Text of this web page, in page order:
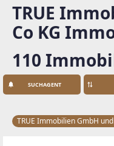
TRUE
Co KG
110
SUCHAGENT
TRUE Immobilien GmbH und